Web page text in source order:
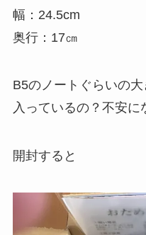
幅：24.5cm
奥行：17㎝
B5のノートぐらいの
入っているの？不安に
開封すると